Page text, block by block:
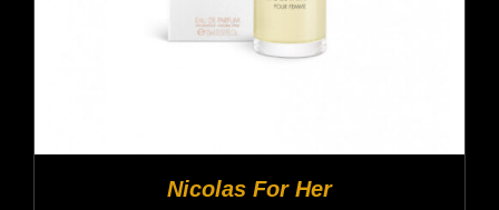
Nicolas For Her